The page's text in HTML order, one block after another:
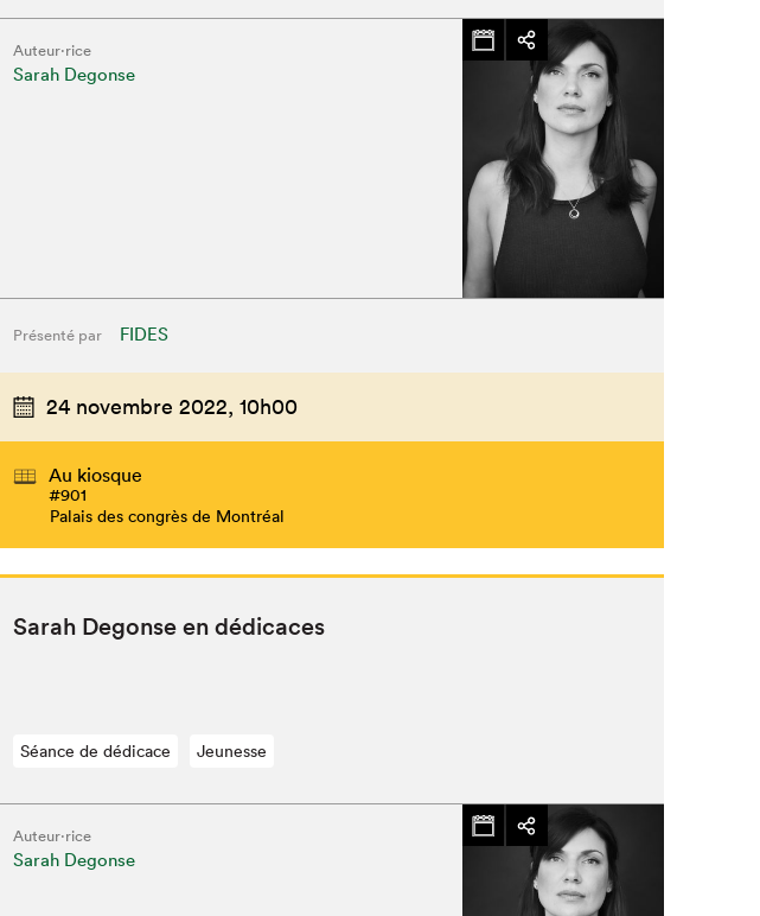
Auteur·rice
Sarah Degonse
Présenté par FIDES
24 novembre 2022, 10h00
Au kiosque
#901
Palais des congrès de Montréal
Sarah Degonse en dédicaces
Séance de dédicace Jeunesse
Auteur·rice
Sarah Degonse